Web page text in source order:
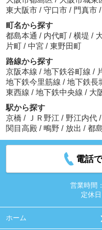
東大阪市 / 守口市 / 門真市 /
町名から探す
都島本通 / 内代町 / 横堤 /
片町 / 中宮 / 東野田町
路線から探す
京阪本線 / 地下鉄谷町線 /
地下鉄今里筋線 / 地下鉄長
東西線 / 地下鉄中央線 / 大
駅から探す
京橋 / ＪＲ野江 / 野江内代 /
関目高殿 / 鴫野 / 放出 / 都
電話
営業時間：
定休日
ホーム